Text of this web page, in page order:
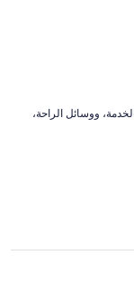
عناصر نالت الإعجاب: ⁦النظافة⁩، و⁦العاملون ومستوى الخدمة⁩، و⁦وسائل الراحة⁩،